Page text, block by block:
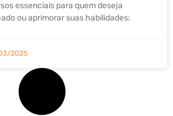
essenciais para quem deseja
ou aprimorar suas habilidades:
2025